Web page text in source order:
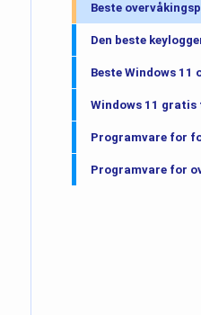
Beste
Den beste
Beste Windows 11
Windows 11 gratis
Programvare for
Programvare for